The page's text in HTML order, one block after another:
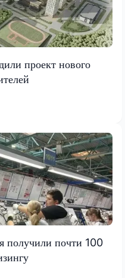
проект нового
получили почти 100